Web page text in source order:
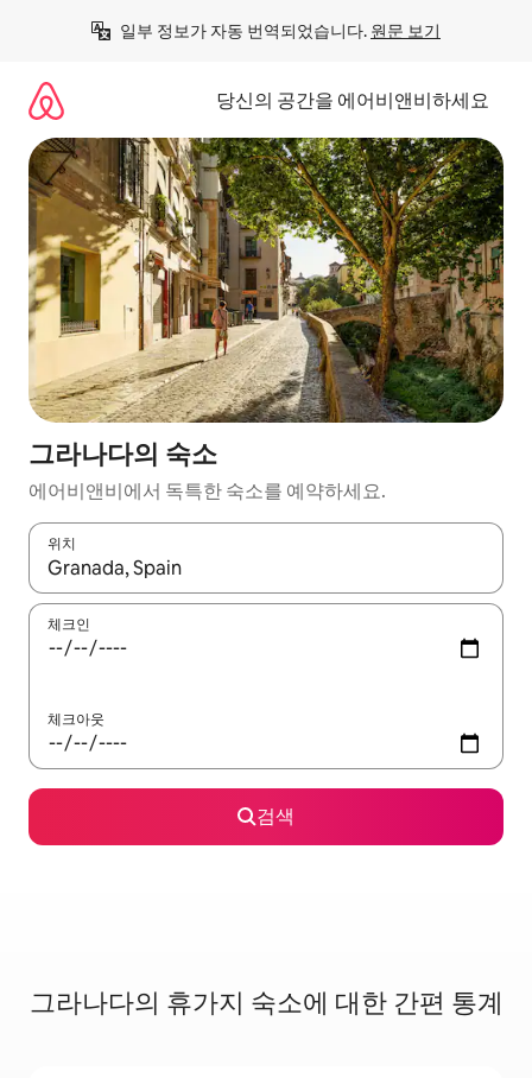
일부 정보가 자동 번역되었습니다. 원문 보기
당신의 공간을 에어비앤비하세요
그라나다의 숙소
에어비앤비에서 독특한 숙소를 예약하세요.
위치
결과가 나오면 위·아래 화살표 키를 사용하거나 터치 또는 스와이
체크인
체크아웃
검색
그라나다의 휴가지 숙소에 대한 간편 통계